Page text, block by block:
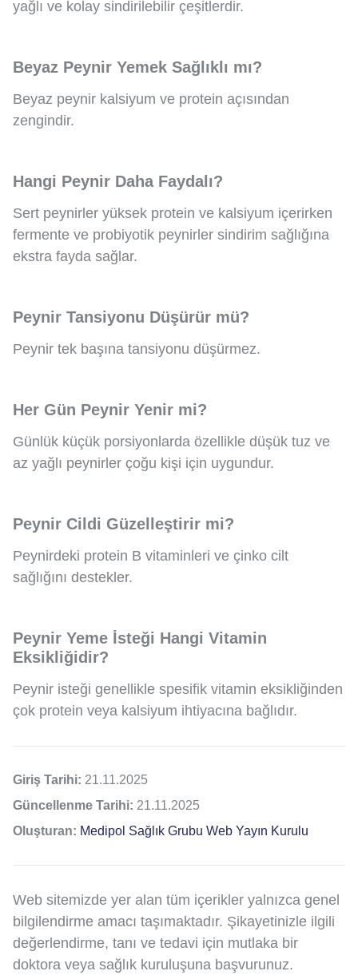
yağlı ve kolay sindirilebilir çeşitlerdir.
Beyaz Peynir Yemek Sağlıklı mı?
Beyaz peynir kalsiyum ve protein açısından
zengindir.
Hangi Peynir Daha Faydalı?
Sert peynirler yüksek protein ve kalsiyum içerirken
fermente ve probiyotik peynirler sindirim sağlığına
ekstra fayda sağlar.
Peynir Tansiyonu Düşürür mü?
Peynir tek başına tansiyonu düşürmez.
Her Gün Peynir Yenir mi?
Günlük küçük porsiyonlarda özellikle düşük tuz ve
az yağlı peynirler çoğu kişi için uygundur.
Peynir Cildi Güzelleştirir mi?
Peynirdeki protein B vitaminleri ve çinko cilt
sağlığını destekler.
Peynir Yeme İsteği Hangi Vitamin
Eksikliğidir?
Peynir isteği genellikle spesifik vitamin eksikliğinden
çok protein veya kalsiyum ihtiyacına bağlıdır.
Giriş Tarihi: 21.11.2025
Güncellenme Tarihi: 21.11.2025
Oluşturan: Medipol Sağlık Grubu Web Yayın Kurulu
Web sitemizde yer alan tüm içerikler yalnızca genel
bilgilendirme amacı taşımaktadır. Şikayetinizle ilgili
değerlendirme, tanı ve tedavi için mutlaka bir
doktora veya sağlık kuruluşuna başvurunuz.